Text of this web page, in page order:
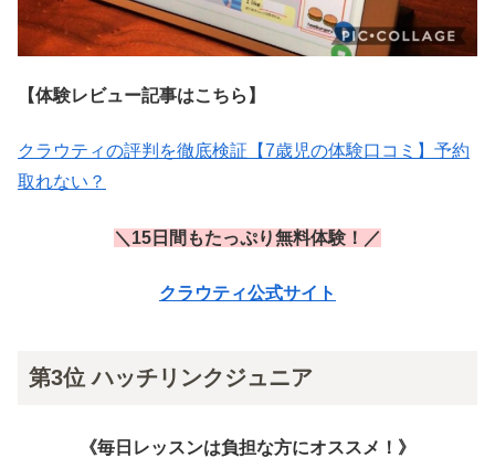
【体験レビュー記事はこちら】
クラウティの評判を徹底検証【7歳児の体験口コミ】予約
取れない？
＼15日間もたっぷり無料体験！／
クラウティ公式サイト
第3位 ハッチリンクジュニア
《毎日レッスンは負担な方にオススメ！》